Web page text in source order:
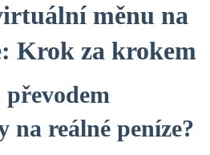
měnu na
Krok za krokem
reálné peníze?